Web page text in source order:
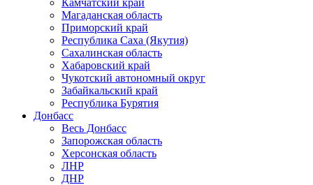
Камчатский край
Магаданская область
Приморский край
Республика Саха (Якутия)
Сахалинская область
Хабаровский край
Чукотский автономный округ
Забайкальский край
Республика Бурятия
Донбасс
Весь Донбасс
Запорожская область
Херсонская область
ЛНР
ДНР